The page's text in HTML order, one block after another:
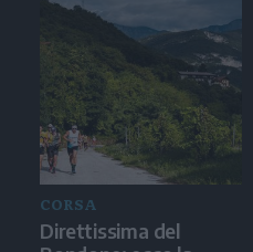
CORSA
Direttissima del